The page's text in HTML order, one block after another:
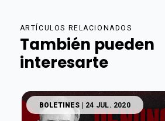
ARTÍCULOS RELACIONADOS
También pueden
interesarte
BOLETINES | 24 JUL. 2020